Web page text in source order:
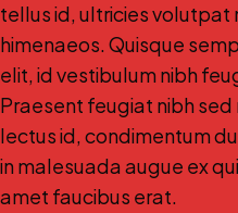
tellus id, ultricies volutpat
himenaeos. Quisque
elit, id vestibulum nibh
Praesent feugiat nibh
lectus id, condimentum
in malesuada augue ex
amet faucibus erat.